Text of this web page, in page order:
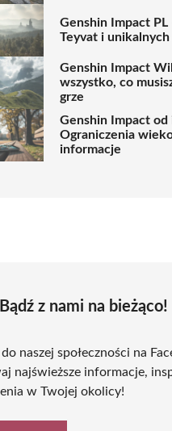
Genshin Impact PL
Teyvat i
Genshin Impact
wszystko, co
grze
Genshin Impact od
Ograniczenia
informacje
Bądź z nami na bieżąco!
do naszej społeczności na
najświeższe informacje,
w Twojej okolicy!